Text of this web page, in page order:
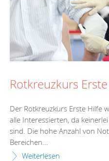
Rotkreuzkurs
Der Rotkreuzkurs Erste Hilfe
alle Interessierten, da
sind. Die hohe Anzahl von
Bereichen...
Weiterlesen